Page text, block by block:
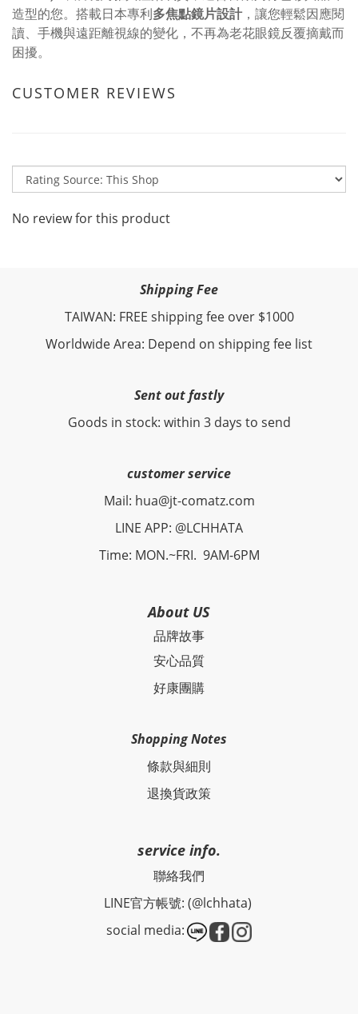
造型的您。搭載日本專利多焦點鏡片設計，讓您輕鬆因應閱
讀、手機與遠距離視線的變化，不再為老花眼鏡反覆摘戴而
困擾。
CUSTOMER REVIEWS
No review for this product
Shipping Fee
TAIWAN: FREE shipping fee over $1000
Worldwide Area: Depend on shipping fee list
Sent out fastly
Goods in stock: within 3 days to send
customer service
Mail: hua@jt-comatz.com
LINE APP: @LCHHATA
Time: MON.~FRI. 9AM-6PM
About US
品牌故事
安心品質
好康團購
Shopping Notes
條款與細則
退換貨政策
service info.
聯絡我們
LINE官方帳號: (@lchhata)
social media: